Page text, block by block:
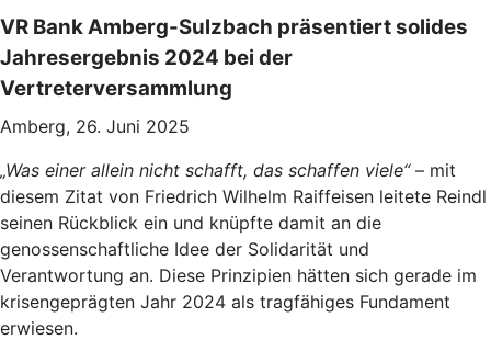
VR Bank Amberg-Sulzbach präsentiert solides
Jahresergebnis 2024 bei der
Vertreterversammlung
Amberg, 26. Juni 2025
„Was einer allein nicht schafft, das schaffen viele“– mit
diesem Zitat von Friedrich Wilhelm Raiffeisen leitete Reindl
seinen Rückblick ein und knüpfte damit an die
genossenschaftliche Idee der Solidarität und
Verantwortung an. Diese Prinzipien hätten sich gerade im
krisengeprägten Jahr 2024 als tragfähiges Fundament
erwiesen.